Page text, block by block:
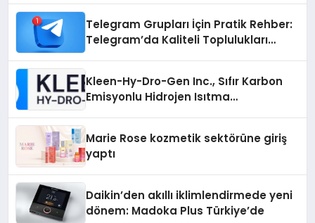
Telegram Grupları İçin Pratik Rehber:
Telegram’da Kaliteli Toplulukları
Kleen-Hy-Dro-Gen Inc., Sıfır Karbon
Emisyonlu Hidrojen Isıtma
Marie Rose kozmetik sektörüne giriş
yaptı
Daikin’den akıllı iklimlendirmede yeni
dönem: Madoka Plus Türkiye’de